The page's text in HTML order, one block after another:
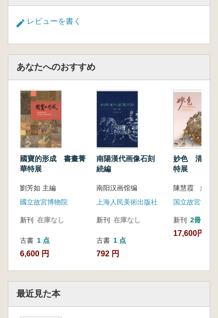
形象
II-06. 日清韓三國貴顯之肖像
Figures of Renown in Japan, China, and Korea
中使行
“China” at the Center of the Tribute System:
International Awareness and Missions to China
III-01. 明太祖坐像
Seated Portrait of Ming Taizu
III-02. 明太祖御筆(一)暹羅進貢事使者至京諭
From the Imperial Brush of Ming Taizu (I:
Arriving at the Capital)
III-03-01. 明太祖御筆(二)諭占巴國王
Imperial Edict to the King of Champa 1)
III-03-02. 明太祖御筆(二)諭占巴國王
Imperial Edict to the King of Champa 2)
III-03-03. 明太祖御筆(二)諭書安南事
From the Imperial Brush of Ming Taizu (II:
Imperial Edict to the King of Annam 1)
III-03-04. 明太祖御筆(二)諭書安南事
レビューを書く
あなたへのおすすめ
國寶的形成 書畫菁
華特展
劉芳如 主編
國立故宮博物院
新刊 在庫なし
古書 1 点
6,600 円
南陽漢代画像石刻
続編
南阳汉画馆编
上海人民美術出版社
新刊 在庫なし
古書 1 点
792 円
妙色 清代金
特展
陳慧霞 編
国立故宮博物
新刊 2冊
17,600円
最近見た本